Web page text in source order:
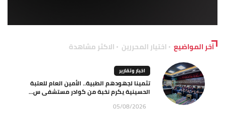
آخر المواضيع اختيار المحررين الاكثر مشاهدة
اخبار وتقارير
تثمينا لجهودهم الطبية.. الأمين العام للعتبة
الحسينية يكرم نخبة من كوادر مستشفى س...
05/08/2026